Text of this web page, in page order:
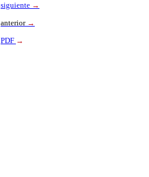
siguiente →
anterior→
PDF →